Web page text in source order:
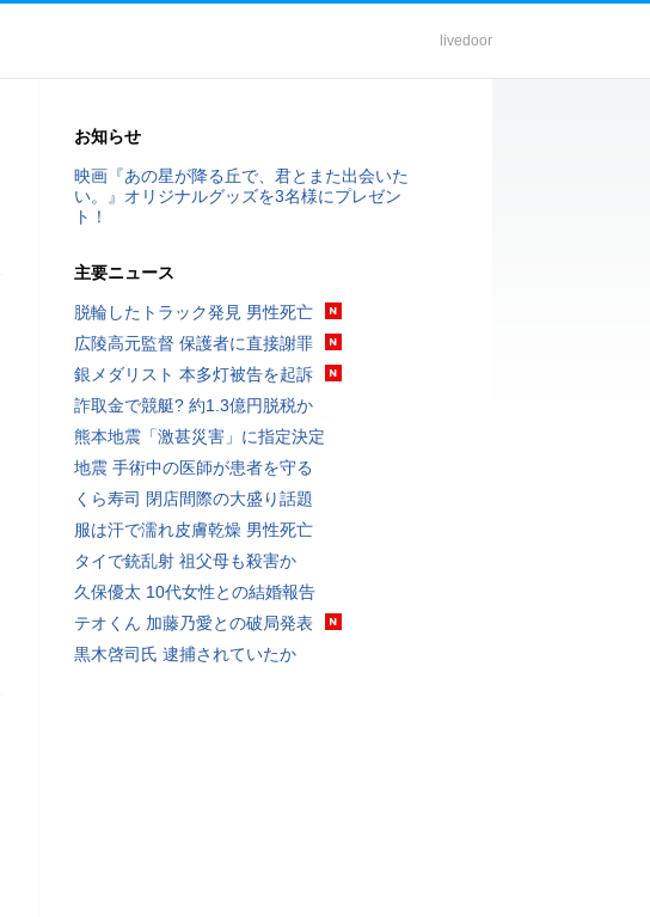
livedoor
お知らせ
映画『あの星が降る丘で、君とまた出会いた
い。』オリジナルグッズを3名様にプレゼン
ト！
主要ニュース
脱輪したトラック発見 男性死亡
広陵高元監督 保護者に直接謝罪
銀メダリスト 本多灯被告を起訴
詐取金で競艇? 約1.3億円脱税か
熊本地震「激甚災害」に指定決定
地震 手術中の医師が患者を守る
くら寿司 閉店間際の大盛り話題
服は汗で濡れ皮膚乾燥 男性死亡
タイで銃乱射 祖父母も殺害か
久保優太 10代女性との結婚報告
テオくん 加藤乃愛との破局発表
黒木啓司氏 逮捕されていたか